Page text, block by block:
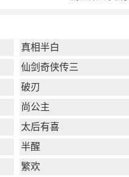
真相半白
仙剑奇侠传三
破刃
尚公主
太后有喜
半醒
繁欢